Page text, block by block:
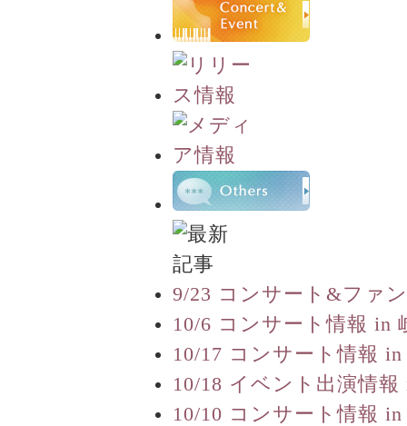
9/23 コンサート&ファ
10/6 コンサート情報 in
10/17 コンサート情報
10/18 イベント出演情報
10/10 コンサート情報